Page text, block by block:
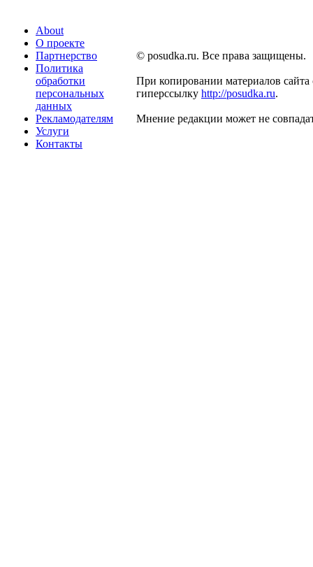
About
О проекте
Партнерство
Политика
обработки
персональных
данных
Рекламодателям
Услуги
Контакты
© posudka.ru. Все права защищены.
При копировании материалов сайта
гиперссылку http://posudka.ru.
Мнение редакции может не